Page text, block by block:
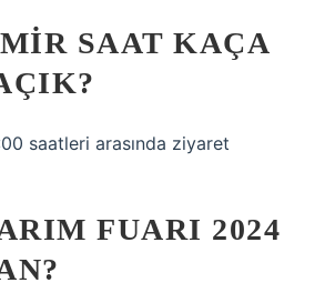
SAAT KAÇA
saatleri arasında ziyaret
FUARI 2024